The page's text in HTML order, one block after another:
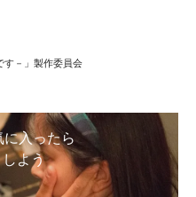
す－」製作委員会
に入ったら
しよう